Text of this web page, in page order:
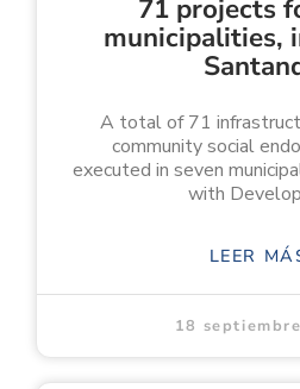
71 projects
municipalities,
A total of 71
community social
executed in seven
with
LEER
18